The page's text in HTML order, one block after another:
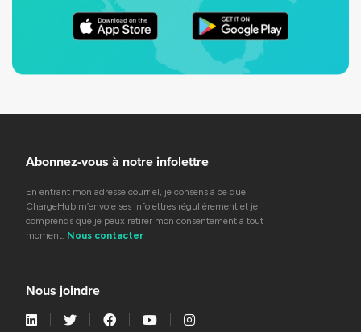
Abonnez-vous à notre infolettre
En entrant mon adresse courriel, je consens à ce que
ChargeHub m’envoie ses infolettres régulièrement et je
comprends que je peux retirer mon consentement à tout
moment. Nous contacter
Nous joindre